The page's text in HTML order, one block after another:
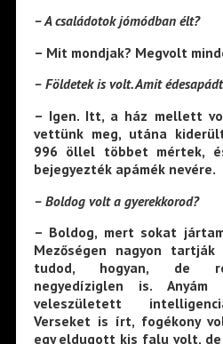
– A családotok jómódban élt?
– Mit mondjak? Megvolt
– Földetek is volt. Amit
– Igen. Itt, a ház mellett
vettünk meg, utána
996 öllel többet mértek,
bejegyezték apámék nevére.
– Boldog volt a gyerekkorod?
– Boldog, mert sokat
Mezőségen nagyon
tudod, hogyan, de
negyedíziglen is.
veleszületett
Verseket is írt, fogékony
egy eldugott kis falu volt,